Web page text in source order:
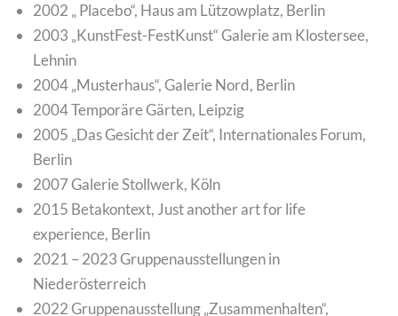
2002 „ Placebo“, Haus am Lützowplatz, Berlin
2003 „KunstFest-FestKunst“ Galerie am Klostersee,
Lehnin
2004 „Musterhaus“, Galerie Nord, Berlin
2004 Temporäre Gärten, Leipzig
2005 „Das Gesicht der Zeit“, Internationales Forum,
Berlin
2007 Galerie Stollwerk, Köln
2015 Betakontext, Just another art for life
experience, Berlin
2021 – 2023 Gruppenausstellungen in
Niederösterreich
2022 Gruppenausstellung „Zusammenhalten“,